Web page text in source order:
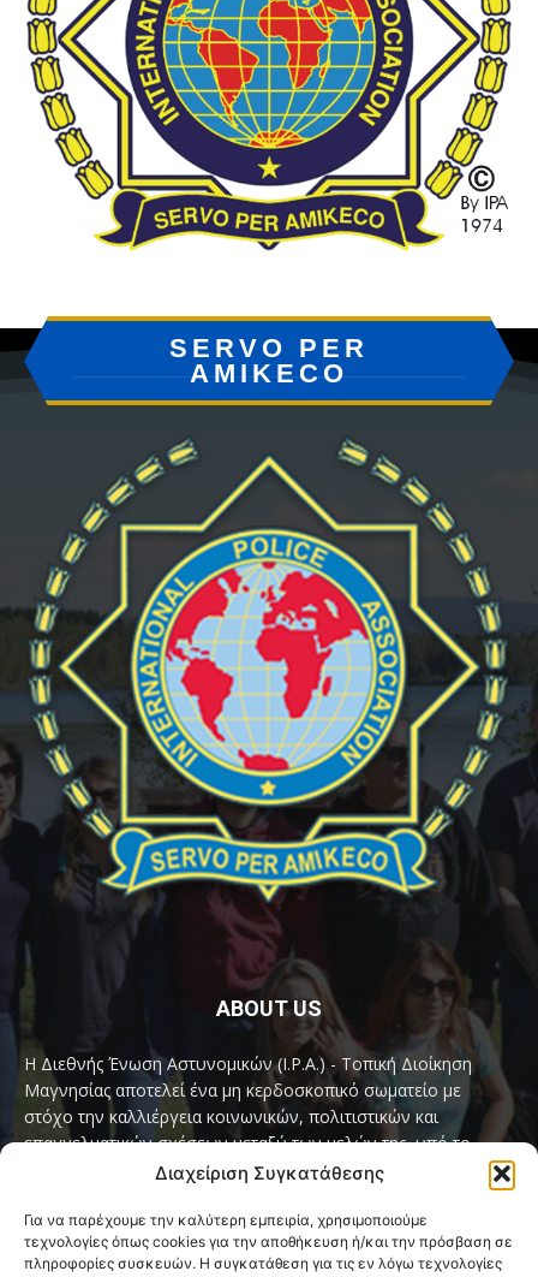
Διαχείριση Συγκατάθεσης
Για να παρέχουμε την καλύτερη εμπειρία, χρησιμοποιούμε
τεχνολογίες όπως cookies για την αποθήκευση ή/και την πρόσβαση σε
πληροφορίες συσκευών. Η συγκατάθεση για τις εν λόγω τεχνολογίες
SERVO PER
AMIKECO
ABOUT US
Η Διεθνής Ένωση Αστυνομικών (I.P.A.) - Τοπική Διοίκηση
Μαγνησίας αποτελεί ένα μη κερδοσκοπικό σωματείο με
στόχο την καλλιέργεια κοινωνικών, πολιτιστικών και
επαγγελματικών σχέσεων μεταξύ των μελών της, υπό το
παγκόσμιο σύνθημα «Servo per Amikeco» (Υπηρετώ δια της
Contact us:ipamagnesia@gmail.com